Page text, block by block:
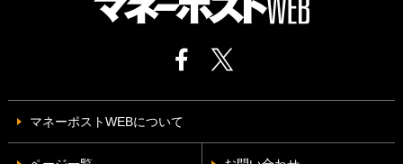
マネーポストWEBについて